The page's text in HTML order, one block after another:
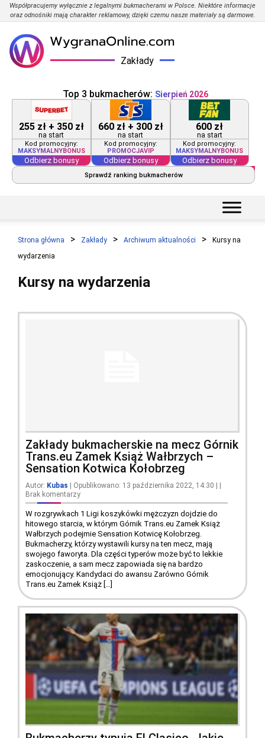
Współpracujemy wyłącznie z legalnymi bukmacherami w Polsce. Niektóre informacje
oraz odnośniki mają charakter reklamowy, dzięki czemu nasze materiały są darmowe.
Zakłady
Top 3 bukmacherów: Sierpień 2026
255 zł + 350 zł
na start
Kod promocyjny:
MAKSYMALNYBONUS
Odbierz bonusy
660 zł + 300 zł
na start
Kod promocyjny:
PROMOCJAVIP
Odbierz bonusy
600 zł
na start
Kod promocyjny:
MAKSYMALNYBONUS
Odbierz bonusy
Sprawdź ranking bukmacherów
Strona główna Zakłady Archiwum aktualności
Kursy na
wydarzenia
Kursy na wydarzenia
Zakłady bukmacherskie na mecz Górnik
Trans.eu Zamek Książ Wałbrzych –
Sensation Kotwica Kołobrzeg
Autor: Kubas | Opublikowano: 13 października 2022, 14:30 | |
Brak komentarzy
W rozgrywkach 1 Ligi koszykówki mężczyzn dojdzie do
hitowego starcia, w którym Górnik Trans.eu Zamek Książ
Wałbrzych podejmie Sensation Kotwicę Kołobrzeg.
Bukmacherzy, którzy wystawili kursy na ten mecz, mają
swojego faworyta. Dla części typerów może być to lekkie
zaskoczenie, a sam mecz zapowiada się na bardzo
emocjonujący. Kandydaci do awansu Zarówno Górnik
Trans.eu Zamek Książ […]